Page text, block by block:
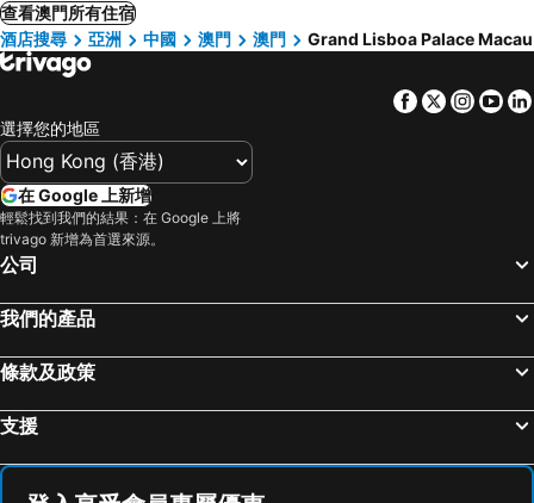
查看澳門所有住宿
酒店搜尋
亞洲 中國 澳門 澳門 Grand Lisboa Palace Macau
Facebook
Twitter
選擇您的地區
在 Google 上新增
輕鬆找到我們的結果：在 Google 上將
trivago 新增為首選來源。
公司
我們的產品
條款及政策
支援